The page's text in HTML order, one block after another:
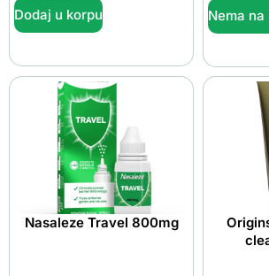
Dodaj u korpu Nema na
Nasaleze Travel 800mg